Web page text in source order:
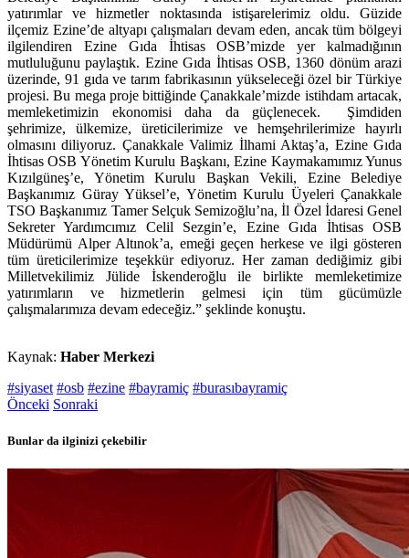
yatırımlar ve hizmetler noktasında istişarelerimiz oldu. Güzide
ilçemiz Ezine’de altyapı çalışmaları devam eden, ancak tüm bölgeyi
ilgilendiren Ezine Gıda İhtisas OSB’mizde yer kalmadığının
mutluluğunu paylaştık. Ezine Gıda İhtisas OSB, 1360 dönüm arazi
üzerinde, 91 gıda ve tarım fabrikasının yükseleceği özel bir Türkiye
projesi. Bu mega proje bittiğinde Çanakkale’mizde istihdam artacak,
memleketimizin ekonomisi daha da güçlenecek. Şimdiden
şehrimize, ülkemize, üreticilerimize ve hemşehrilerimize hayırlı
olmasını diliyoruz. Çanakkale Valimiz İlhami Aktaş’a, Ezine Gıda
İhtisas OSB Yönetim Kurulu Başkanı, Ezine Kaymakamımız Yunus
Kızılgüneş’e, Yönetim Kurulu Başkan Vekili, Ezine Belediye
Başkanımız Güray Yüksel’e, Yönetim Kurulu Üyeleri Çanakkale
TSO Başkanımız Tamer Selçuk Semizoğlu’na, İl Özel İdaresi Genel
Sekreter Yardımcımız Celil Sezgin’e, Ezine Gıda İhtisas OSB
Müdürümü Alper Altınok’a, emeği geçen herkese ve ilgi gösteren
tüm üreticilerimize teşekkür ediyoruz. Her zaman dediğimiz gibi
Milletvekilimiz Jülide İskenderoğlu ile birlikte memleketimize
yatırımların ve hizmetlerin gelmesi için tüm gücümüzle
çalışmalarımıza devam edeceğiz.” şeklinde konuştu.
Kaynak: Haber Merkezi
#siyaset #osb #ezine #bayramiç #burasıbayramiç
Önceki Sonraki
Bunlar da ilginizi çekebilir